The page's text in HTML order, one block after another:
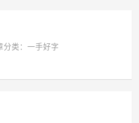
分类：一手好字